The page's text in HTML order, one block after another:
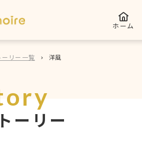
ホーム
ーリー一覧 洋風
ーリー